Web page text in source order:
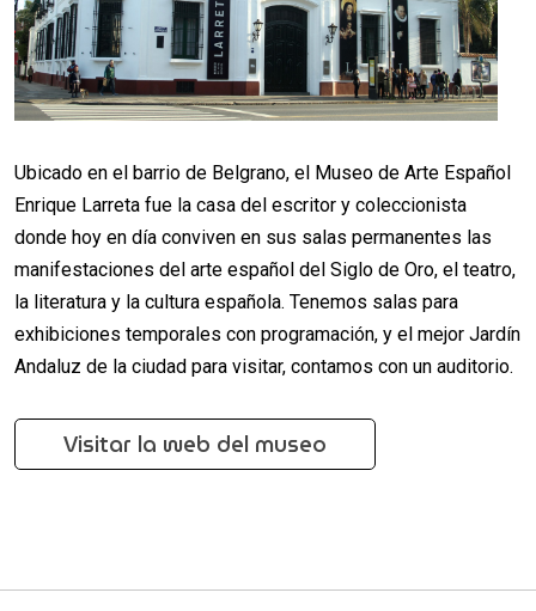
Ubicado en el barrio de Belgrano, el Museo de Arte Español
Enrique Larreta fue la casa del escritor y coleccionista
donde hoy en día conviven en sus salas permanentes las
manifestaciones del arte español del Siglo de Oro, el teatro,
la literatura y la cultura española. Tenemos salas para
exhibiciones temporales con programación, y el mejor Jardín
Andaluz de la ciudad para visitar, contamos con un auditorio.
Visitar la web del museo